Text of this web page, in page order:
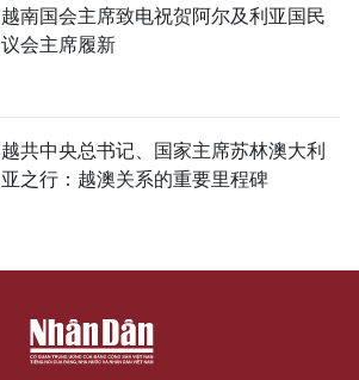
越南国会主席致电祝贺阿尔及利亚国民
议会主席履新
越共中央总书记、国家主席苏林澳大利
亚之行：越澳关系的重要里程碑